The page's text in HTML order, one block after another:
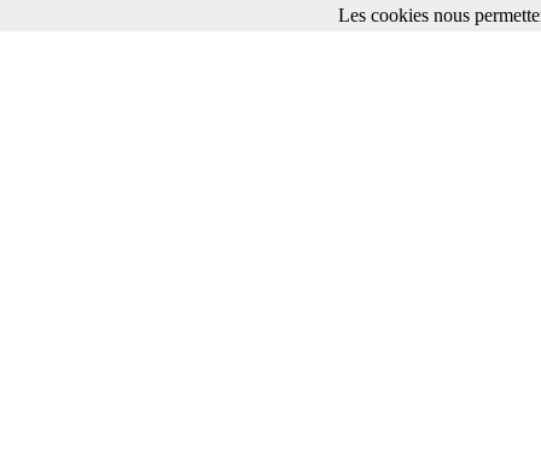
Les cookies nous